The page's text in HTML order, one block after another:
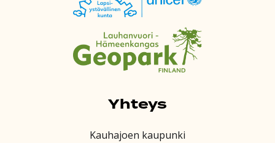
Yhteys
Kauhajoen kaupunki